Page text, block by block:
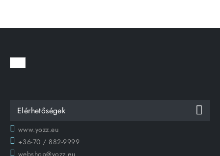
Elérhetőségek
www.yozz.eu
+36-70 / 882-9999
webshop@yozz.eu